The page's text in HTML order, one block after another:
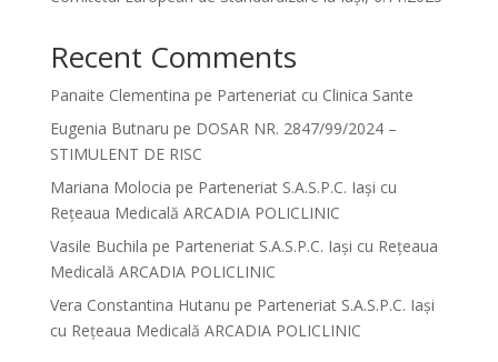
Recent Comments
Panaite Clementina pe Parteneriat cu Clinica Sante
Eugenia Butnaru pe DOSAR NR. 2847/99/2024 –
STIMULENT DE RISC
Mariana Molocia pe Parteneriat S.A.S.P.C. Iași cu
Rețeaua Medicală ARCADIA POLICLINIC
Vasile Buchila pe Parteneriat S.A.S.P.C. Iași cu Rețeaua
Medicală ARCADIA POLICLINIC
Vera Constantina Hutanu pe Parteneriat S.A.S.P.C. Iași
cu Rețeaua Medicală ARCADIA POLICLINIC